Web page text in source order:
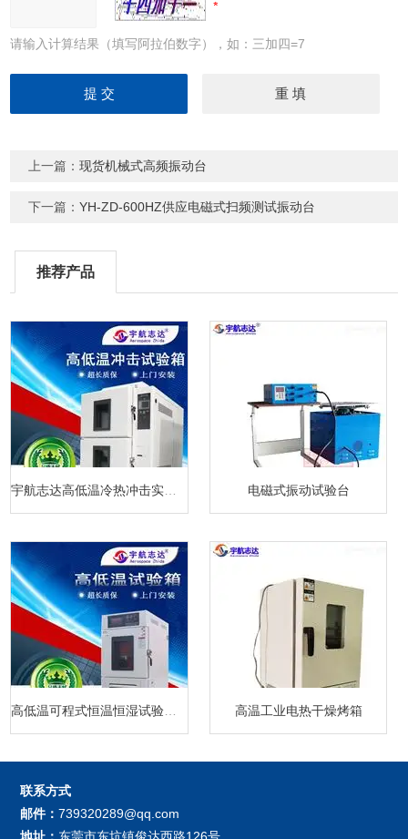
请输入计算结果（填写阿拉伯数字），如：三加四=7
上一篇：现货机械式高频振动台
下一篇：YH-ZD-600HZ供应电磁式扫频测试振动台
推荐产品
电磁式振动试验台
高温工业电热干燥烤箱
联系方式
邮件：739320289@qq.com
地址： 东莞市东坑镇俊达西路126号